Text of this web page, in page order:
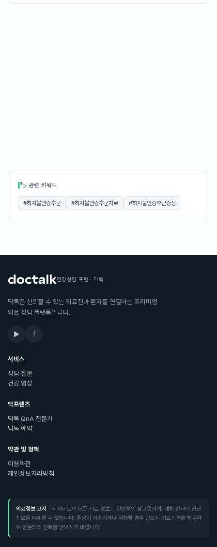
🏷 관련 키워드
#하지불안증후군 #하지불안증후군치료 #하지불안증후군증상
건강상담 포럼 · 닥톡
닥톡은 신뢰할 수 있는 의료진과 환자를 연결하는 프리미엄
의료 상담 플랫폼입니다.
▶ f
서비스
상담·질문
건강 영상
닥프렌즈
닥톡 QnA 전문가
닥톡 예약
약관 및 정책
이용약관
개인정보처리방침
의료정보 고지 · 본 사이트의 모든 의료 정보는 일반적인 참고용이며, 개별 환자의 진단·
치료를 대체할 수 없습니다. 증상이 지속되거나 악화될 경우 반드시 의료기관을 방문하
여 전문의의 진료를 받으시기 바랍니다.